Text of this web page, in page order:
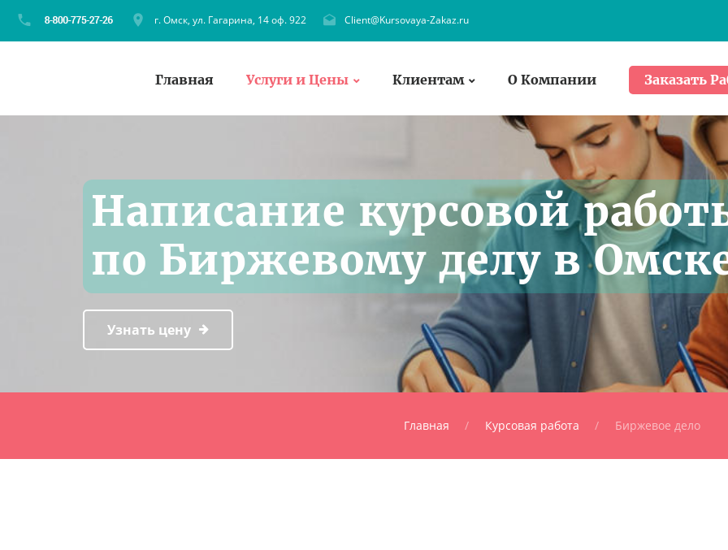
г. Омск, ул. Гагарина, 14 оф. 922 Client@Kursovaya-Zakaz.ru
Главная Услуги и Цены Клиентам О Компании Заказать
Написание курсовой
по Биржевому делу в
Узнать цену
Главная Курсовая работа Биржевое дело